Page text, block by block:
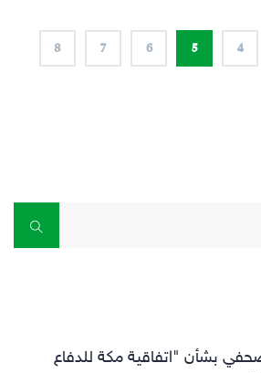
4
5
6
7
8
بشأن "اتفاقية مكة للدفاع